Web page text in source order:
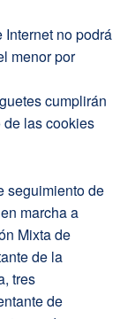
no podrá
menor por
cumplirán
las cookies
seguimiento de
marcha a
Mixta de
de la
tres
de